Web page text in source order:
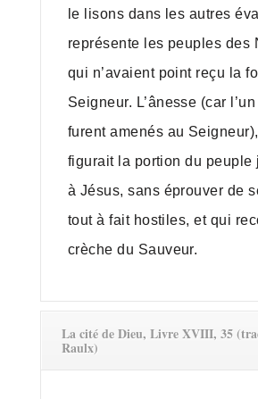
le lisons dans les autres
représente les peuples des
qui n’avaient point reçu la
Seigneur. L’ânesse (car
furent amenés au
figurait la portion du peuple
à Jésus, sans éprouver de
tout à fait hostiles, et qui
crèche du Sauveur.
La cité de Dieu, Livre XVIII, 35
Raulx)